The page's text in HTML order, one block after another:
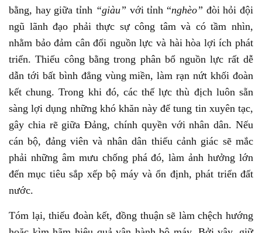
bằng, hay giữa tỉnh “giàu” với tỉnh “nghèo” đòi hỏi đội
ngũ lãnh đạo phải thực sự công tâm và có tầm nhìn,
nhằm bảo đảm cân đối nguồn lực và hài hòa lợi ích phát
triển. Thiếu công bằng trong phân bổ nguồn lực rất dễ
dẫn tới bất bình đẳng vùng miền, làm rạn nứt khối đoàn
kết chung. Trong khi đó, các thế lực thù địch luôn sẵn
sàng lợi dụng những khó khăn này để tung tin xuyên tạc,
gây chia rẽ giữa Đảng, chính quyền với nhân dân. Nếu
cán bộ, đảng viên và nhân dân thiếu cảnh giác sẽ mắc
phải những âm mưu chống phá đó, làm ảnh hưởng lớn
đến mục tiêu sắp xếp bộ máy và ổn định, phát triển đất
nước.
Tóm lại, thiếu đoàn kết, đồng thuận sẽ làm chệch hướng